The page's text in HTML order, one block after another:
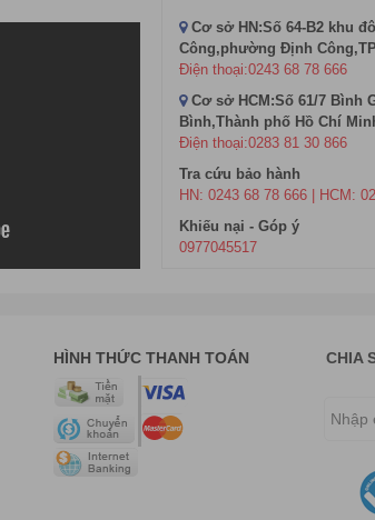
Cơ sở HN:Số 64-B2 khu
Công,phường Định
Điện thoại:0243 68 78 666
Cơ sở HCM:Số 61/7 Bình
Bình,Thành phố Hồ Chí
Điện thoại:0283 81 30 866
Tra cứu bảo hành
HN: 0243 68 78 666 | HCM:
Khiếu nại - Góp ý
0977045517
HÌNH THỨC THANH TOÁN CHIA